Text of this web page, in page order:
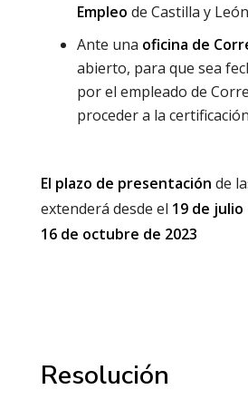
Empleo de Castilla y
Ante una oficina de
abierto, para que sea
por el empleado de
proceder a la
El plazo de presentación de
extenderá desde el 19 de julio
16 de octubre de 2023
Resolución